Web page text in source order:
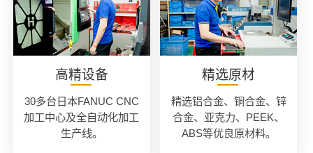
高精设备
30多台日本FANUC CNC
加工中心及全自动化加工
生产线。
精选原材
精选铝合金、铜合金、锌
合金、亚克力、PEEK、
ABS等优良原材料。